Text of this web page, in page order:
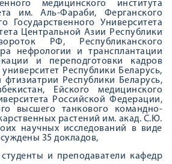
медицинского института
им. Аль-Фараби, Ферганского
Государственного Университета
Центральной Азии Республики
РФ, Республиканского
нефрологии и трансплантации
и переподготовки кадров
Республики Беларусь,
Республики Беларусь,
Ейского медицинского
Российской Федерации,
высшего танкового командно-
растений им. акад. С.Ю.
научных исследований в виде
35 докладов,
и преподаватели кафедр